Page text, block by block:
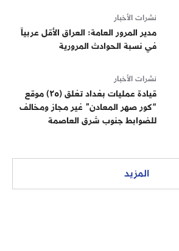
نشرات الأخبار
مدير المرور العامة: العراق الأقل عربياً
في نسبة الحوادث المرورية
نشرات الأخبار
قيادة عمليات بغداد تغلق (٢٥) موقع
“كور صهر المعادن” غير مجاز ومخالف
للضوابط جنوب شرق العاصمة
المزيد